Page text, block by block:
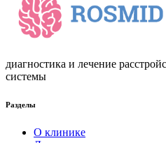
диагностика и лечение
системы
Разделы
О клинике